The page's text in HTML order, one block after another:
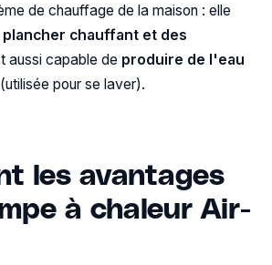
de chauffage de la maison : elle
plancher chauffant et des
aussi capable de produire de l'eau
(utilisée pour se laver).
les avantages
à chaleur Air-